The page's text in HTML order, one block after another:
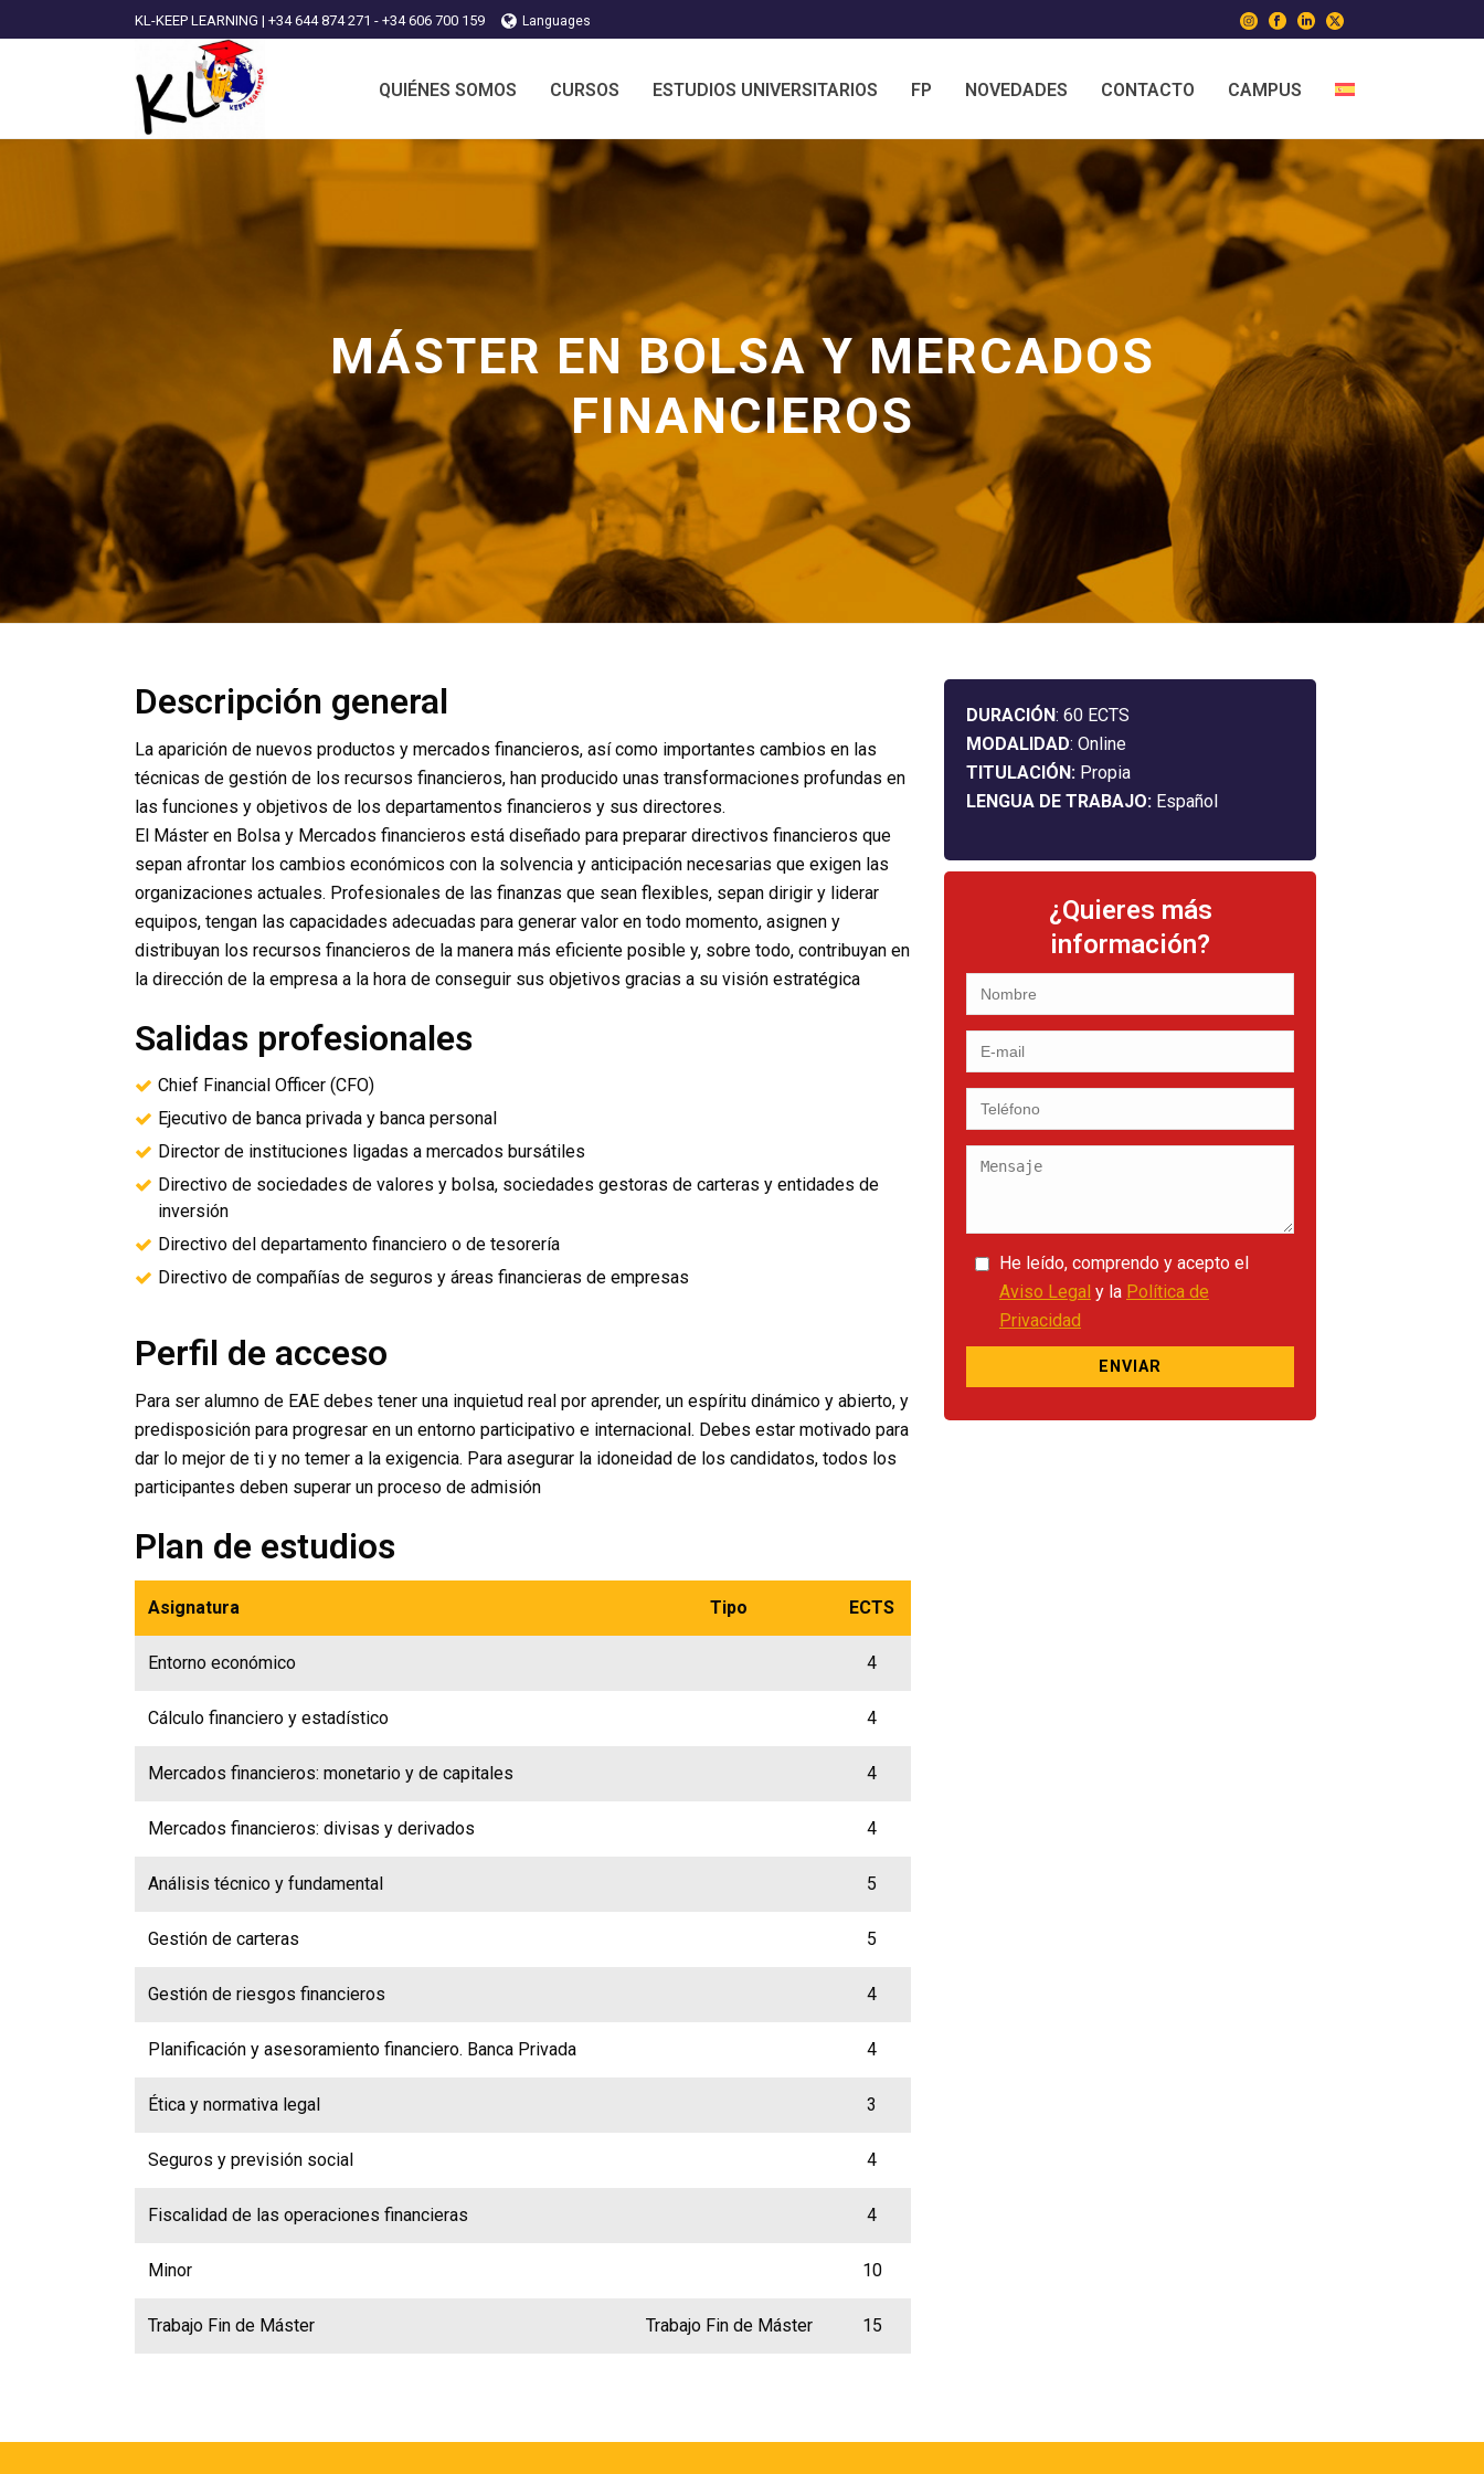
KL-KEEP LEARNING | +34 644 874 271 - +34 606 700 159 Languages
QUIÉNES SOMOS CURSOS ESTUDIOS UNIVERSITARIOS FP NOVEDADES CONTACTO CAMPUS
MÁSTER EN BOLSA Y MERCADOS
FINANCIEROS
Descripción general
La aparición de nuevos productos y mercados financieros, así como importantes cambios en las
técnicas de gestión de los recursos financieros, han producido unas transformaciones profundas en
las funciones y objetivos de los departamentos financieros y sus directores.
El Máster en Bolsa y Mercados financieros está diseñado para preparar directivos financieros que
sepan afrontar los cambios económicos con la solvencia y anticipación necesarias que exigen las
organizaciones actuales. Profesionales de las finanzas que sean flexibles, sepan dirigir y liderar
equipos, tengan las capacidades adecuadas para generar valor en todo momento, asignen y
distribuyan los recursos financieros de la manera más eficiente posible y, sobre todo, contribuyan en
la dirección de la empresa a la hora de conseguir sus objetivos gracias a su visión estratégica
Salidas profesionales
Chief Financial Officer (CFO)
Ejecutivo de banca privada y banca personal
Director de instituciones ligadas a mercados bursátiles
Directivo de sociedades de valores y bolsa, sociedades gestoras de carteras y entidades de
inversión
Directivo del departamento financiero o de tesorería
Directivo de compañías de seguros y áreas financieras de empresas
Perfil de acceso
Para ser alumno de EAE debes tener una inquietud real por aprender, un espíritu dinámico y abierto, y
predisposición para progresar en un entorno participativo e internacional. Debes estar motivado para
dar lo mejor de ti y no temer a la exigencia. Para asegurar la idoneidad de los candidatos, todos los
participantes deben superar un proceso de admisión
Plan de estudios
Asignatura Tipo ECTS
Entorno económico 4
Cálculo financiero y estadístico 4
Mercados financieros: monetario y de capitales 4
Mercados financieros: divisas y derivados 4
Análisis técnico y fundamental 5
Gestión de carteras 5
Gestión de riesgos financieros 4
Planificación y asesoramiento financiero. Banca Privada 4
Ética y normativa legal 3
Seguros y previsión social 4
Fiscalidad de las operaciones financieras 4
Minor 10
Trabajo Fin de Máster Trabajo Fin de Máster 15
DURACIÓN: 60 ECTS
MODALIDAD: Online
TITULACIÓN: Propia
LENGUA DE TRABAJO: Español
¿Quieres más
información?
He leído, comprendo y acepto el
Aviso Legal y la Política de
Privacidad